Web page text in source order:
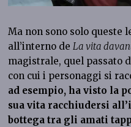
Ma non sono solo queste
all’interno deLa vita
magistrale, quel passato
con cui i personaggi si
ad esempio, ha visto la
sua vita racchiudersi
bottega tra gli amati